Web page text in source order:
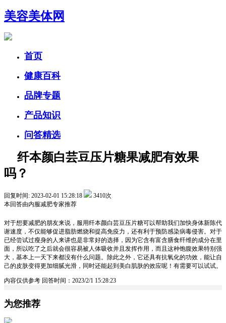
美容美体网
首页
健康百科
品牌专题
产品知识
问答精选
纤本颜白芸豆压片糖果减肥有效果
吗？
回复时间: 2023-02-01 15:28:18
3410次
本回答由内服减肥专家推荐
对于想要减肥的朋友来说，服用纤本颜白芸豆压片糖可以帮助我们加快身体新陈代
谢速度，不仅能够促进脂肪燃烧和提高免疫力，还有利于预防感染病毒侵害。对于
已经尝试过瘦身的人来讲也是非常好的选择，因为它含有富含膳食纤维的成分在里
面，所以吃了之后就会很容易被人体吸收并且发挥作用，而且这种饱腹效果特别强
大，基本上一天下来都没有什么问题。除此之外，它还具有抗氧化的功效，能让自
己的皮肤变得更加细腻光滑，同时还能起到美白肌肤的效应呢！有需要可以试试。
内容仅供参考 回答时间：2023/2/1 15:28:23
为您推荐